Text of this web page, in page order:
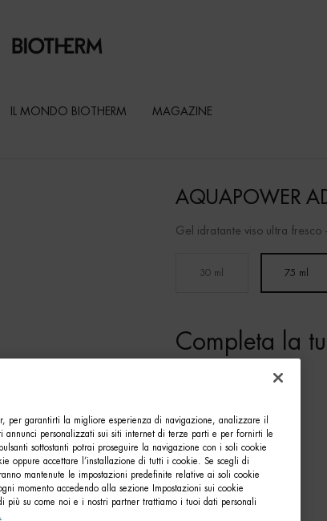
IL MONDO BIOTHERM MAGAZINE
AQUAPOWER
Gel idratante viso ultra fresco
Selected
30 ml
, 1 of 3 Selected
75 ml
, 2 of 3
Completa la
per garantirti la migliore esperienza di navigazione, analizzare il
annunci personalizzati sui siti internet di terze parti e per fornirti le
sottostanti potrai proseguire la navigazione con i soli cookie
oppure accettare l’installazione di tutti i cookie. Se scegli di
mantenute le impostazioni predefinite relative ai soli cookie
momento accedendo alla sezione Impostazioni sui cookie
più su come noi e i nostri partner trattiamo i tuoi dati personali